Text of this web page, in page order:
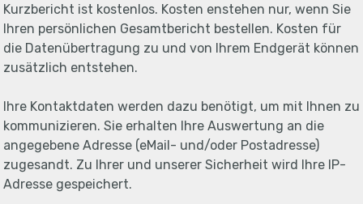
Kurzbericht ist kostenlos. Kosten enstehen nur, wenn Sie
Ihren persönlichen Gesamtbericht bestellen. Kosten für
die Datenübertragung zu und von Ihrem Endgerät können
zusätzlich entstehen.
Ihre Kontaktdaten werden dazu benötigt, um mit Ihnen zu
kommunizieren. Sie erhalten Ihre Auswertung an die
angegebene Adresse (eMail- und/oder Postadresse)
zugesandt. Zu Ihrer und unserer Sicherheit wird Ihre IP-
Adresse gespeichert.